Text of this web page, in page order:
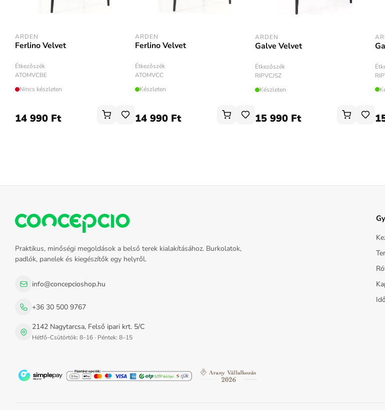
ARDEN
Ferlino Velvet
Étkezőszék
ATOMVCBE
Nincs készleten
14 990 Ft
ARDEN
Ferlino Velvet
Étkezőszék
ATOMVCC
Készleten
14 990 Ft
ARDEN
Galve Velvet
Étkezőszék
RIPVCJSZ
Készleten
15 990 Ft
Praktikus, minőségi megoldások a belső terek kialakításához. Burkolatok,
padlók, panelek és kiegészítők egy helyről.
info@concepcioshop.hu
+36 30 500 9767
2142 Nagytarcsa, Felső ipari krt. 5/C
Hétfő–Csütörtök: 8–16 · Péntek: 8–15